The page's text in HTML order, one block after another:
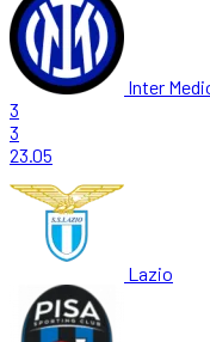
Inter
3
3
23.05
Lazio